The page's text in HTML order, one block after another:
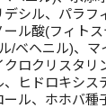
シル、パラフ
ル酸(フィト
/ベヘニル)、マ
クロクリスタリ
ヒドロキシス
ル、ホホバ種